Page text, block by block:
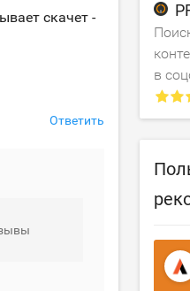
скачет -
Ответить
в